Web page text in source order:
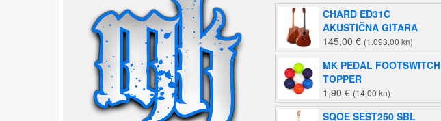
CHARD ED31C
AKUSTIČNA GITARA
145,00 € (1.093,00 kn)
MK PEDAL FOOTSWITCH
TOPPER
1,90 € (14,00 kn)
SQOE SEST250 SBL